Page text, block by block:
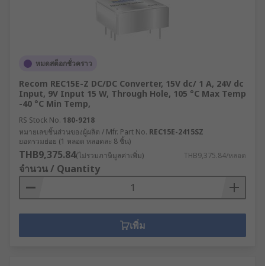
หมดสต็อกชั่วคราว
Recom REC15E-Z DC/DC Converter, 15V dc/ 1 A, 24V dc
Input, 9V Input 15 W, Through Hole, 105 °C Max Temp
-40 °C Min Temp,
RS Stock No. 180-9218
หมายเลขชิ้นส่วนของผู้ผลิต / Mfr. Part No. REC15E-2415SZ
ยอดรวมย่อย (1 หลอด หลอดละ 8 ชิ้น)
THB9,375.84(ไม่รวมภาษีมูลค่าเพิ่ม) THB9,375.84/หลอด
จำนวน / Quantity
เพิ่ม